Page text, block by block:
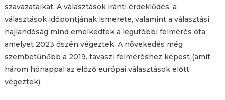
szavazataikat. A választások iránti érdeklődés, a
választások időpontjának ismerete, valamint a választási
hajlandóság mind emelkedtek a legutóbbi felmérés óta,
amelyet 2023 őszén végeztek. A növekedés még
szembetűnőbb a 2019. tavaszi felméréshez képest (amit
három hónappal az előző európai választások előtt
végeztek).